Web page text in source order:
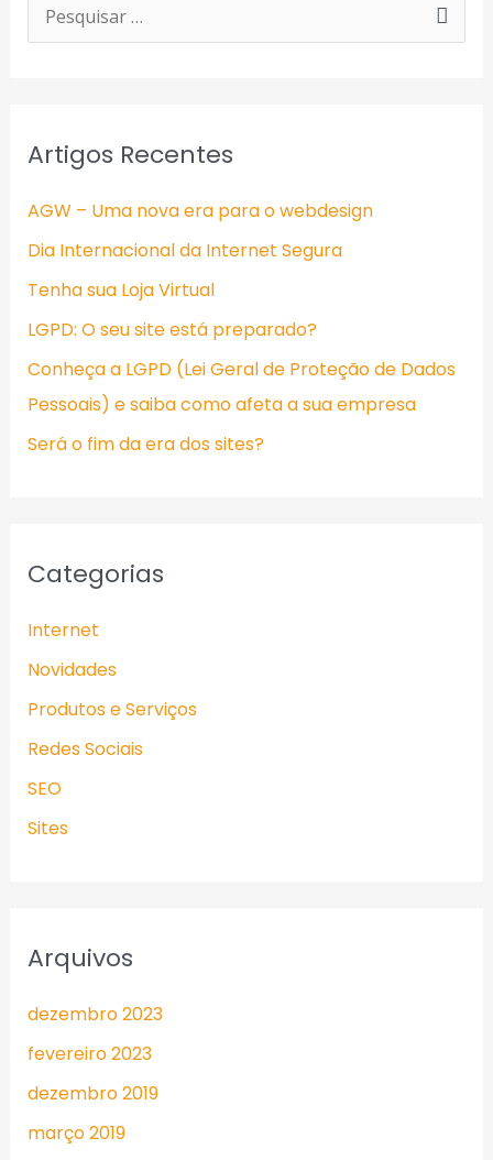
u
r
p
o
r
:
Artigos Recentes
AGW – Uma nova era para o webdesign
Dia Internacional da Internet Segura
Tenha sua Loja Virtual
LGPD: O seu site está preparado?
Conheça a LGPD (Lei Geral de Proteção de Dados
Pessoais) e saiba como afeta a sua empresa
Será o fim da era dos sites?
Categorias
Internet
Novidades
Produtos e Serviços
Redes Sociais
SEO
Sites
Arquivos
dezembro 2023
fevereiro 2023
dezembro 2019
março 2019